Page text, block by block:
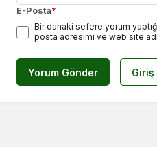
E-Posta*
Bir dahaki sefere yorum
posta adresimi ve web site
Yorum Gönder Giriş